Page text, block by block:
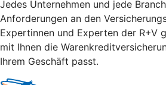
Jedes Unternehmen und jede
Anforderungen an den
Expertinnen und Experten der R+V
mit Ihnen die
Ihrem Geschäft passt.